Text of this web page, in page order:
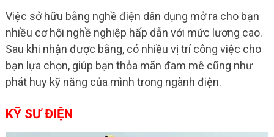
Việc sở hữu bằng nghề điện dân dụng mở ra cho bạn
nhiều cơ hội nghề nghiệp hấp dẫn với mức lương cao.
Sau khi nhận được bằng, có nhiều vị trí công việc cho
bạn lựa chọn, giúp bạn thỏa mãn đam mê cũng như
phát huy kỹ năng của mình trong ngành điện.
KỸ SƯ ĐIỆN